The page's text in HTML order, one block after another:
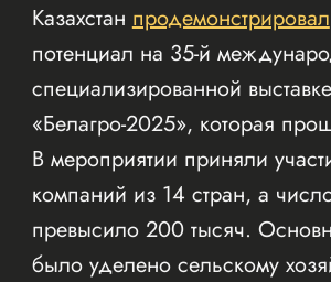
Казахстан продемонстрировал
потенциал на 35-й
специализированной выставке
«Белагро-2025», которая
В мероприятии приняли
компаний из 14 стран, а
превысило 200 тысяч.
было уделено сельскому